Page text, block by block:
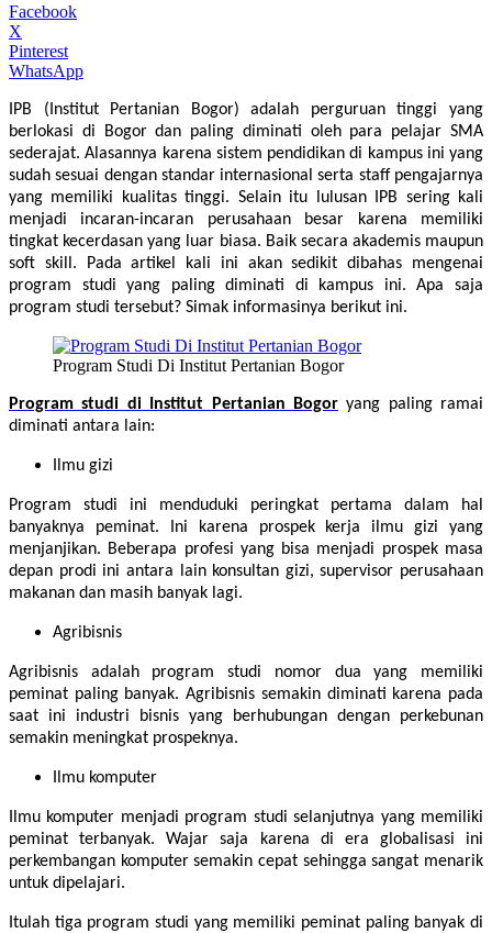
Facebook
X
Pinterest
WhatsApp
IPB (Institut Pertanian Bogor) adalah perguruan tinggi yang
berlokasi di Bogor dan paling diminati oleh para pelajar SMA
sederajat. Alasannya karena sistem pendidikan di kampus ini yang
sudah sesuai dengan standar internasional serta staff pengajarnya
yang memiliki kualitas tinggi. Selain itu lulusan IPB sering kali
menjadi incaran-incaran perusahaan besar karena memiliki
tingkat kecerdasan yang luar biasa. Baik secara akademis maupun
soft skill. Pada artikel kali ini akan sedikit dibahas mengenai
program studi yang paling diminati di kampus ini. Apa saja
program studi tersebut? Simak informasinya berikut ini.
Program Studi Di Institut Pertanian Bogor
Program studi di Institut Pertanian Bogoryang paling ramai
diminati antara lain:
Ilmu gizi
Program studi ini menduduki peringkat pertama dalam hal
banyaknya peminat. Ini karena prospek kerja ilmu gizi yang
menjanjikan. Beberapa profesi yang bisa menjadi prospek masa
depan prodi ini antara lain konsultan gizi, supervisor perusahaan
makanan dan masih banyak lagi.
Agribisnis
Agribisnis adalah program studi nomor dua yang memiliki
peminat paling banyak. Agribisnis semakin diminati karena pada
saat ini industri bisnis yang berhubungan dengan perkebunan
semakin meningkat prospeknya.
Ilmu komputer
Ilmu komputer menjadi program studi selanjutnya yang memiliki
peminat terbanyak. Wajar saja karena di era globalisasi ini
perkembangan komputer semakin cepat sehingga sangat menarik
untuk dipelajari.
Itulah tiga program studi yang memiliki peminat paling banyak di